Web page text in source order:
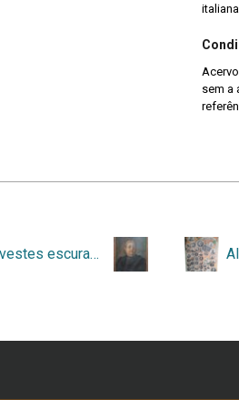
italiana.
sem a
Mulher em vestes escuras guarnecidas de rendas